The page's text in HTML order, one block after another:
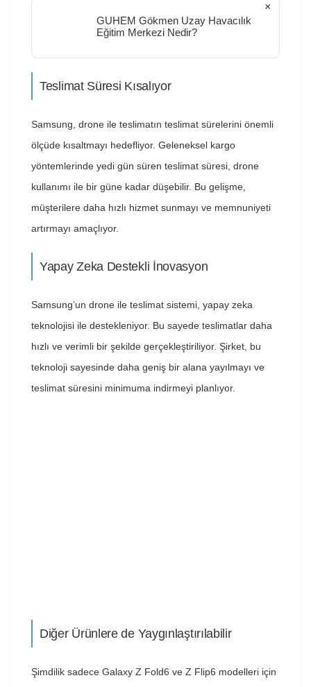
GUHEM Gökmen Uzay Havacılık
Eğitim Merkezi Nedir?
×
Teslimat Süresi Kısalıyor
Samsung, drone ile teslimatın teslimat sürelerini önemli
ölçüde kısaltmayı hedefliyor. Geleneksel kargo
yöntemlerinde yedi gün süren teslimat süresi, drone
kullanımı ile bir güne kadar düşebilir. Bu gelişme,
müşterilere daha hızlı hizmet sunmayı ve memnuniyeti
artırmayı amaçlıyor.
Yapay Zeka Destekli İnovasyon
Samsung’un drone ile teslimat sistemi, yapay zeka
teknolojisi ile destekleniyor. Bu sayede teslimatlar daha
hızlı ve verimli bir şekilde gerçekleştiriliyor. Şirket, bu
teknoloji sayesinde daha geniş bir alana yayılmayı ve
teslimat süresini minimuma indirmeyi planlıyor.
Diğer Ürünlere de Yaygınlaştırılabilir
Şimdilik sadece Galaxy Z Fold6 ve Z Flip6 modelleri için